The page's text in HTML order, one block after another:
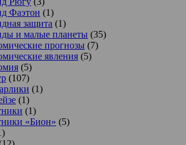
Фаэтон (1)
защита (1)
и малые планеты (35)
прогнозы (7)
явления (5)
(5)
(107)
(1)
(1)
(1)
«Бион» (5)